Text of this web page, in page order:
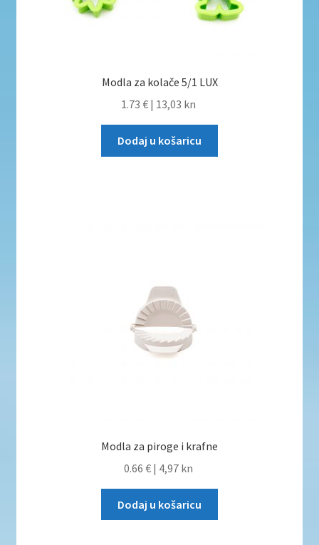
Modla za kolače 5/1 LUX
1.73 € | 13,03 kn
Dodaj u košaricu
Modla za piroge i krafne
0.66 € | 4,97 kn
Dodaj u košaricu